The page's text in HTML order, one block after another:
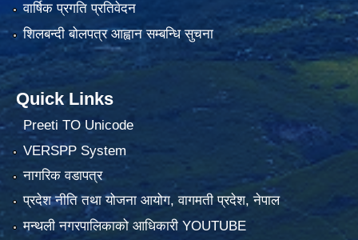
वार्षिक प्रगति प्रतिवेदन
शिलबन्दी बोलपत्र आह्वान सम्बन्धि सुचना
Quick Links
Preeti TO Unicode
VERSPP System
नागरिक वडापत्र
प्रदेश नीति तथा योजना आयोग, वागमती प्रदेश, नेपाल
मन्थली नगरपालिकाको आधिकारी YOUTUBE